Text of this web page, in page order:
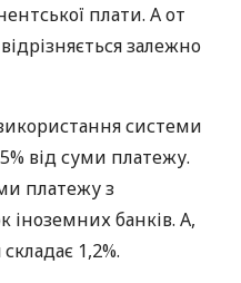
плати. А от
залежно
системи
від суми платежу.
платежу з
іноземних банків. А,
1,2%.